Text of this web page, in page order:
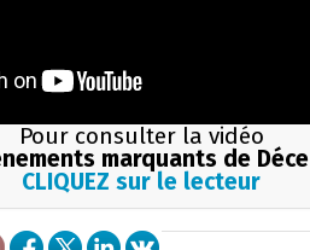
Pour consulter la vidéo
marquants de
CLIQUEZ sur le lecteur